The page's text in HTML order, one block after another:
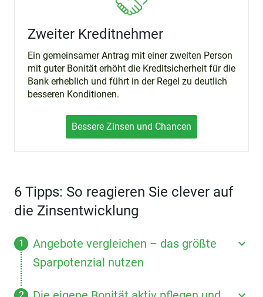
Zweiter Kreditnehmer
Ein gemeinsamer Antrag mit einer zweiten Person
mit guter Bonität erhöht die Kreditsicherheit für die
Bank erheblich und führt in der Regel zu deutlich
besseren Konditionen.
Bessere Zinsen und Chancen
6 Tipps: So reagieren Sie clever auf
die Zinsentwicklung
Angebote vergleichen – das größte
Sparpotenzial nutzen